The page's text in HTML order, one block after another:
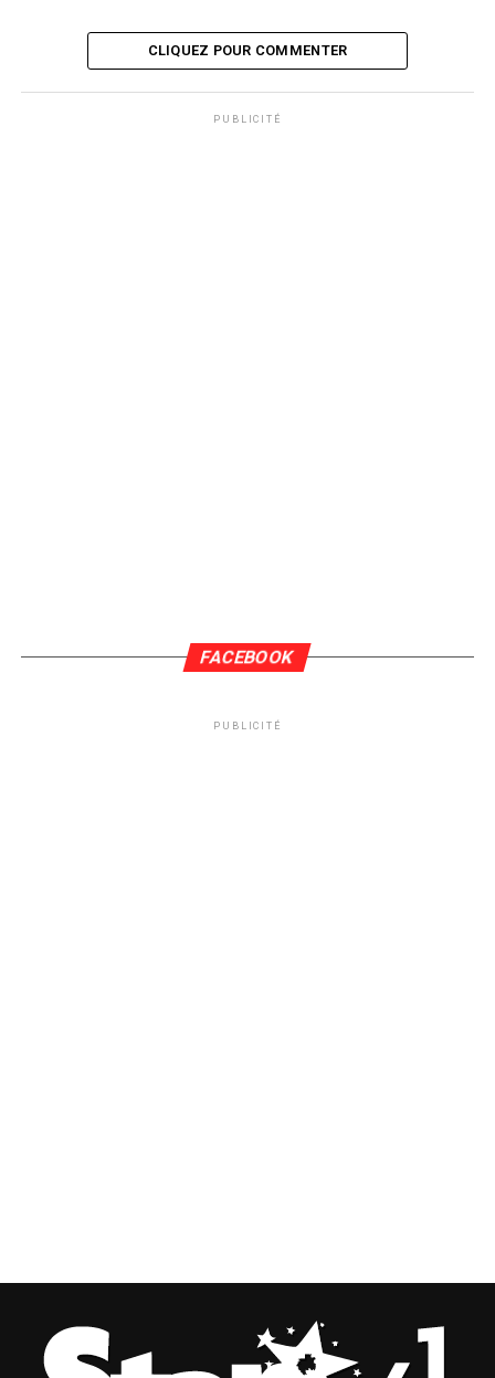
CLIQUEZ POUR COMMENTER
PUBLICITÉ
FACEBOOK
PUBLICITÉ